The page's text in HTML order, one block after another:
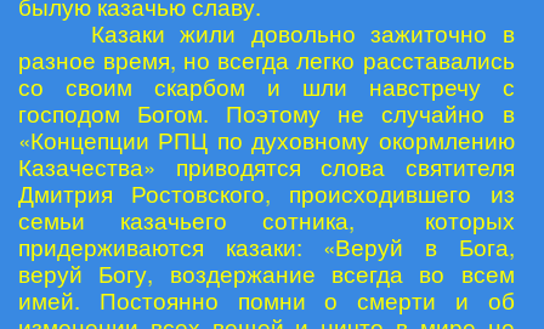
Казаки жили довольно зажиточно в
разное время, но всегда легко расставались
со своим скарбом и шли навстречу с
господом Богом. Поэтому не случайно в
«Концепции РПЦ по духовному окормлению
Казачества» приводятся слова святителя
Дмитрия Ростовского, происходившего из
семьи казачьего сотника, которых
придерживаются казаки: «Веруй в Бога,
веруй Богу, воздержание всегда во всем
имей. Постоянно помни о смерти и об